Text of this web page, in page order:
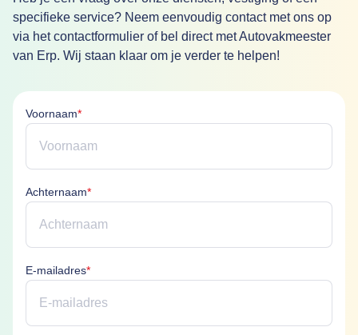
specifieke service? Neem eenvoudig contact met ons op
via het contactformulier of bel direct met Autovakmeester
van Erp. Wij staan klaar om je verder te helpen!
Voornaam*Voornaam is verplicht
Achternaam*Achternaam is verplicht
E-mailadres*E-mailadres is verplicht